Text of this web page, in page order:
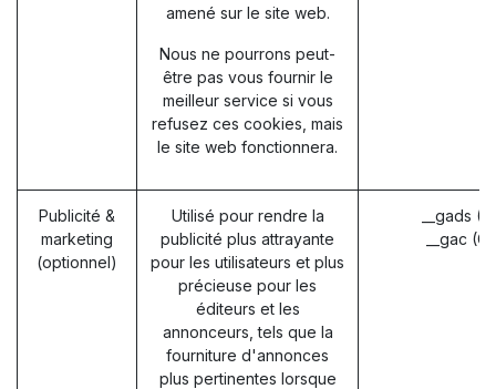
amené sur le site web.
Nous ne pourrons peut-
être pas vous fournir le
meilleur service si vous
refusez ces cookies, mais
le site web fonctionnera.
Publicité &
marketing
(optionnel)
Utilisé pour rendre la
publicité plus attrayante
pour les utilisateurs et plus
précieuse pour les
éditeurs et les
annonceurs, tels que la
fourniture d'annonces
plus pertinentes lorsque
__gads
__gac